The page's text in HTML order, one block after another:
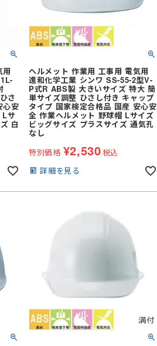
用
さ
心安
Lサ
白
ヘルメット 作業用 工事用 電気用
進和化学工業 シンワ SS-55-2型V-
P式R ABS製 大きいサイズ 特大 簡
単サイズ調整 ひさし付き キャップ
タイプ 国家検定合格品 国産 安心安
全 作業ヘルメット 野球帽 Lサイズ
ビッグサイズ プラスサイズ 通気孔
なし
特別価格 ¥2,530税込
詳細を見る